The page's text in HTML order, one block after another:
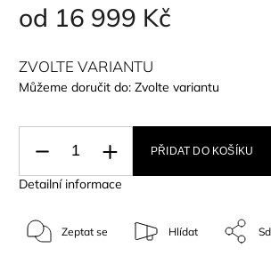
od 16 999 Kč
ZVOLTE VARIANTU
Můžeme doručit do: Zvolte variantu
PŘIDAT DO KOŠÍKU
Detailní informace
Zeptat se Hlídat